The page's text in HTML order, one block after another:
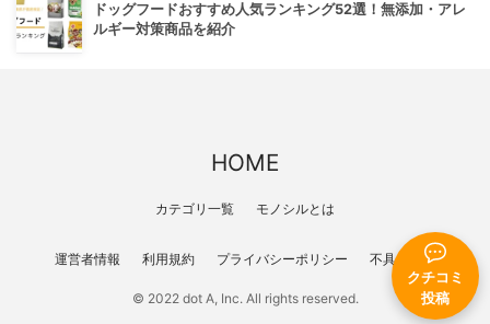
クチコミ
投稿
ドッグフードおすすめ人気ランキング52選！無添加・アレ
ルギー対策商品を紹介
HOME
カテゴリ一覧 モノシルとは
運営者情報 利用規約 プライバシーポリシー 不具合報告
© 2022 dot A, Inc. All rights reserved.